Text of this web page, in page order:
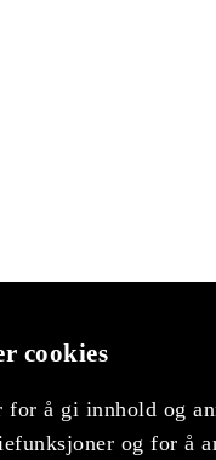
cookies
å gi innhold og
og for å